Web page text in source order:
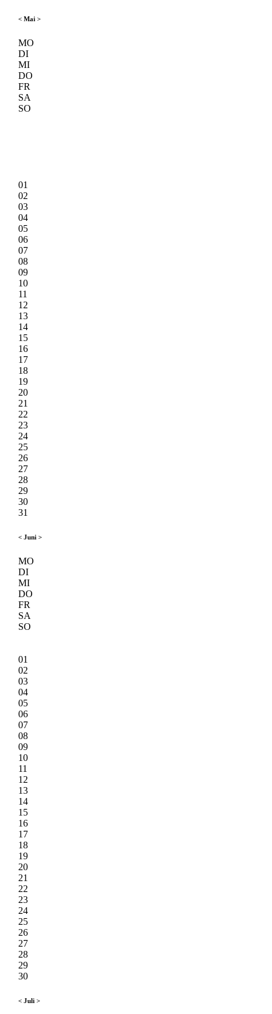
< Mai >
MO
DI
MI
DO
FR
SA
SO
01
02
03
04
05
06
07
08
09
10
11
12
13
14
15
16
17
18
19
20
21
22
23
24
25
26
27
28
29
30
31
< Juni >
MO
DI
MI
DO
FR
SA
SO
01
02
03
04
05
06
07
08
09
10
11
12
13
14
15
16
17
18
19
20
21
22
23
24
25
26
27
28
29
30
< Juli >